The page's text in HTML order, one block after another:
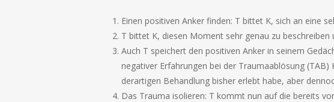
Einen positiven Anker finden: T bittet K, sich an eine
T bittet K, diesen Moment sehr genau zu
Auch T speichert den positiven Anker in seinem
negativer Erfahrungen bei der Traumaablösung
derartigen Behandlung bisher erlebt habe, aber
Das Trauma isolieren: T kommt nun auf die bereits